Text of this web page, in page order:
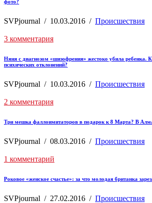
фото?
SVPjournal / 10.03.2016 / Происшествия
3 комментария
Няня с диагнозом «шизофрения» жестоко убила ребенка.
психических отклонений?
SVPjournal / 10.03.2016 / Происшествия
2 комментария
Три мешка фаллоимитаторов в подарок к 8 Марта? В
SVPjournal / 08.03.2016 / Происшествия
1 комментарий
Роковое «женское счастье»: за что молодая британка
SVPjournal / 27.02.2016 / Происшествия